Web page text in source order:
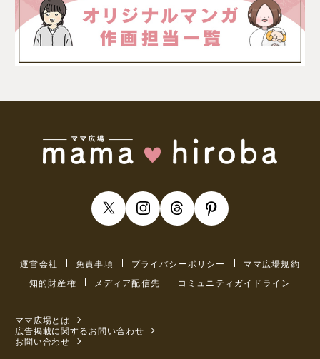
運営会社 免責事項 プライバシーポリシー
ママ広場規約
知的財産権
メディア配信先 コミュニティガイドライン
ママ広場とは
広告掲載に関するお問い合わせ
お問い合わせ